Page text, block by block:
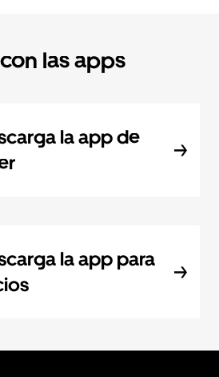
las apps
la app de
la app para